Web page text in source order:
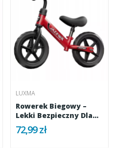
LUXMA
Rowerek Biegowy –
Lekki Bezpieczny Dla
Dziecka...
72,99 zł